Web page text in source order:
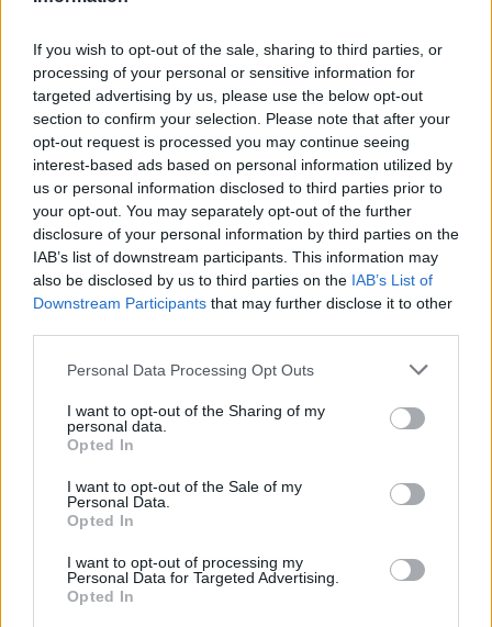
If you wish to opt-out of the sale, sharing to third parties, or
processing of your personal or sensitive information for
targeted advertising by us, please use the below opt-out
section to confirm your selection. Please note that after your
opt-out request is processed you may continue seeing
interest-based ads based on personal information utilized by
us or personal information disclosed to third parties prior to
your opt-out. You may separately opt-out of the further
disclosure of your personal information by third parties on the
IAB’s list of downstream participants. This information may
also be disclosed by us to third parties on the IAB’s List of
Downstream Participants that may further disclose it to other
Personal Data Processing Opt Outs
I want to opt-out of the Sharing of my
personal data.
Opted In
I want to opt-out of the Sale of my
Personal Data.
Opted In
I want to opt-out of processing my
Personal Data for Targeted Advertising.
Opted In
Θεσσαλονίκη
09/08/2026 - 10:03 ΠΟΛΙΤΙΚΗ
Κορυφώνεται η έξοδος του Αυγούστου – Πάνω από
56.000 επιβάτες αναχωρούν σήμερα από τα
λιμάνια της Αττικής
08/08/2026 - 14:30 ΕΛΛΑΔΑ
Δυτική Αττική: Η επόμενη ημέρα μετά τις πυρκαγιές
– Τα έργα Antinero και η «μάχη» πριν από τις
βροχές
ΕΛΛΑΔΑ
κανόνες για επενδύσεις, νησιά και προορισμούς υπό
πίεση
08/08/2026 - 13:21 ΤΟΥΡΙΣΜΟΣ
Υπουργείο Εργασίας: Ο “χάρτης” των πληρωμών
από τον e-ΕΦΚΑ και τη ΔΥΠΑ έως τις 14 Αυγούστου
08/08/2026 - 12:58
Οι Hamilton Reserve Bank και SEE Capital
Hamilton Ltd. συνάπτουν συμφωνία υπηρεσιών